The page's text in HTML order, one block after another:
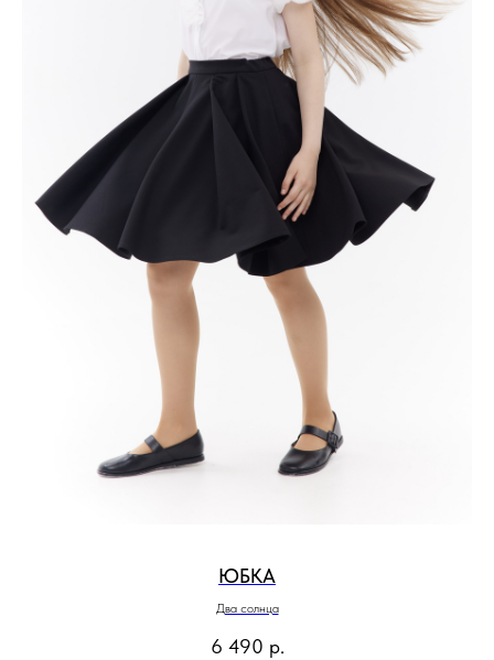
ЮБКА
Два солнца
6 490 р.